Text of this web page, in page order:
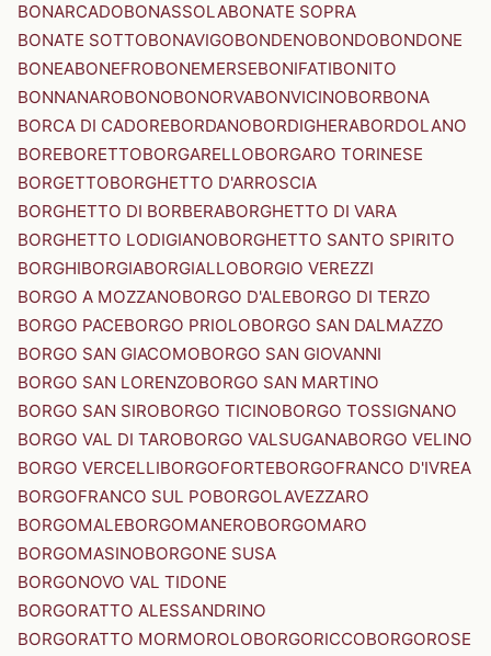
BONARCADOBONASSOLABONATE SOPRA
BONATE SOTTOBONAVIGOBONDENOBONDOBONDONE
BONEABONEFROBONEMERSEBONIFATIBONITO
BONNANAROBONOBONORVABONVICINOBORBONA
BORCA DI CADOREBORDANOBORDIGHERABORDOLANO
BOREBORETTOBORGARELLOBORGARO TORINESE
BORGETTOBORGHETTO D'ARROSCIA
BORGHETTO DI BORBERABORGHETTO DI VARA
BORGHETTO LODIGIANOBORGHETTO SANTO SPIRITO
BORGHIBORGIABORGIALLOBORGIO VEREZZI
BORGO A MOZZANOBORGO D'ALEBORGO DI TERZO
BORGO PACEBORGO PRIOLOBORGO SAN DALMAZZO
BORGO SAN GIACOMOBORGO SAN GIOVANNI
BORGO SAN LORENZOBORGO SAN MARTINO
BORGO SAN SIROBORGO TICINOBORGO TOSSIGNANO
BORGO VAL DI TAROBORGO VALSUGANABORGO VELINO
BORGO VERCELLIBORGOFORTEBORGOFRANCO D'IVREA
BORGOFRANCO SUL POBORGOLAVEZZARO
BORGOMALEBORGOMANEROBORGOMARO
BORGOMASINOBORGONE SUSA
BORGONOVO VAL TIDONE
BORGORATTO ALESSANDRINO
BORGORATTO MORMOROLOBORGORICCOBORGOROSE